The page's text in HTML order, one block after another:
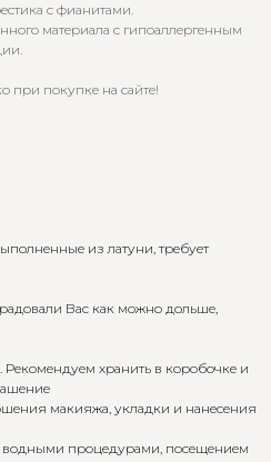
с фианитами.
материала с гипоаллергенным
при покупке на сайте!
из латуни, требует
Вас как можно дольше,
Рекомендуем хранить в коробочке и
макияжа, укладки и нанесения
водными процедурами, посещением